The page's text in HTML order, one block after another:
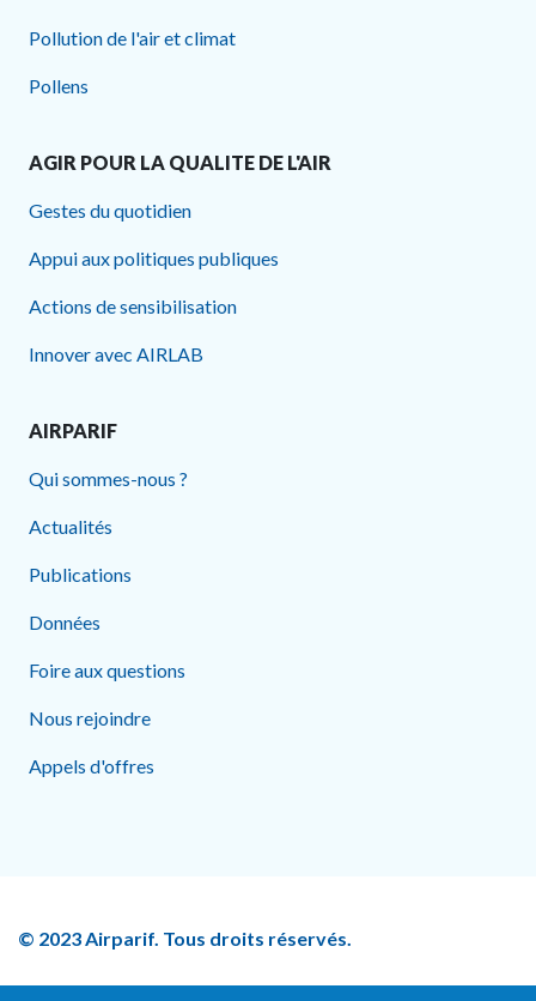
Pollution de l'air et climat
Pollens
AGIR POUR LA QUALITE DE L'AIR
Gestes du quotidien
Appui aux politiques publiques
Actions de sensibilisation
Innover avec AIRLAB
AIRPARIF
Qui sommes-nous ?
Actualités
Publications
Données
Foire aux questions
Nous rejoindre
Appels d'offres
© 2023 Airparif. Tous droits réservés.